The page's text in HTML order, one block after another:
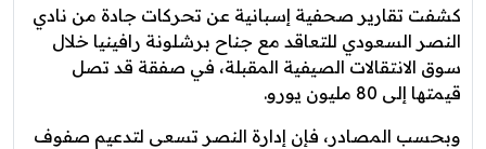
كشفت تقارير صحفية إسبانية عن تحركات جادة من نادي
النصر السعودي للتعاقد مع جناح برشلونة رافينيا خلال
سوق الانتقالات الصيفية المقبلة، في صفقة قد تصل
قيمتها إلى 80 مليون يورو.
وبحسب المصادر، فإن إدارة النصر تسعى لتدعيم صفوف